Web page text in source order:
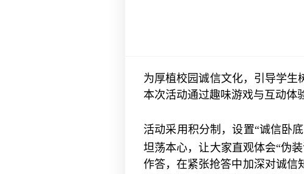
为厚植校园诚信文化，引导学生
本次活动通过趣味游戏与互动体
活动采用积分制，设置“诚信卧底
坦荡本心，让大家直观体会“伪
作答，在紧张抢答中加深对诚信